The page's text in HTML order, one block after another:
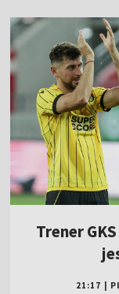
Trener
21:17 |